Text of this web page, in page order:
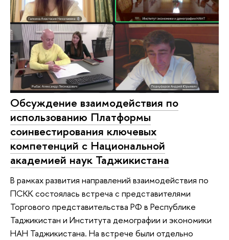
Обсуждение взаимодействия по
использованию Платформы
соинвестирования ключевых
компетенций с Национальной
академией наук Таджикистана
В рамках развития направлений взаимодействия по
ПСКК состоялась встреча с представителями
Торгового представительства РФ в Республике
Таджикистан и Института демографии и экономики
НАН Таджикистана. На встрече были отдельно